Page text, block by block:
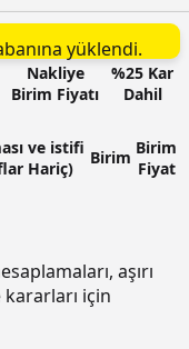
yüklendi.
Nakliye
Birim Fiyatı
%25 Kar
Dahil
ve istifi
Hariç)
Birim Birim
Fiyat
aşırı
için